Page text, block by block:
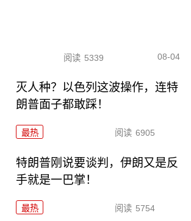
阅读 5339 08-04
灭人种？以色列这波操作，连特
朗普面子都敢踩！
最热 阅读 6905
特朗普刚说要谈判，伊朗又是反
手就是一巴掌！
最热 阅读 5754